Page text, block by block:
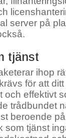
server på
tjänst
ihop
för att
och effektivt
trådbundet
beroende
som tjänst